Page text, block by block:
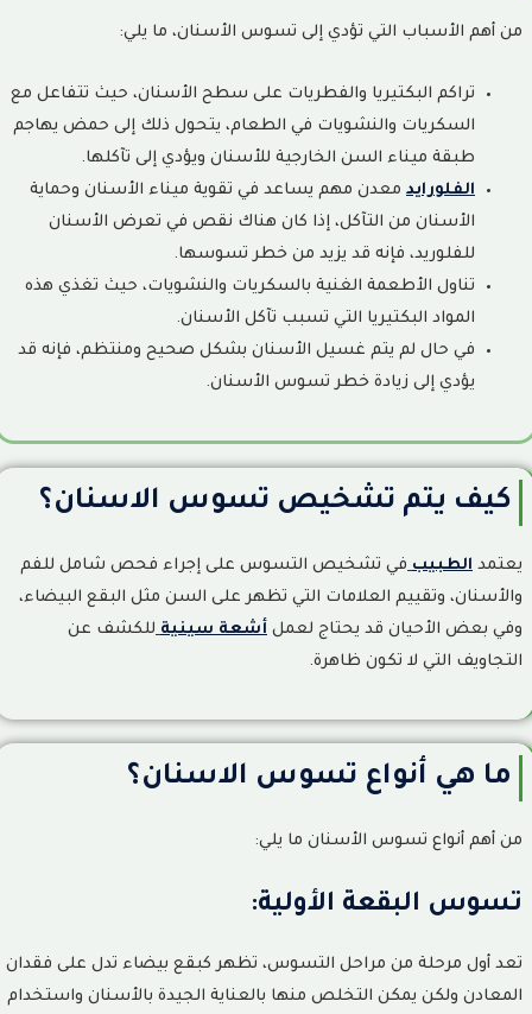
مميزات وعيوب عدسات الأسنان: هل هي الخيار المناسب؟ الدليل
30
أفضل أنواع عدسات الأسنان: مقارنة بين E-max واللومينير
والكومبوزيت والفينير
31 الفرق بين زراعة الأسنان وتركيبات الأسنان: أيهما أفضل؟
32
تختار الأنسب؟
كم تدوم زراعة الأسنان؟ العمر الافتراضي للغرسة والعوامل التي تؤثر
على بقائها
من أهم الأسباب التي تؤدي إلى تسوس الأسنان، ما يلي:
تراكم البكتيريا والفطريات على سطح الأسنان، حيث تتفاعل مع
السكريات والنشويات في الطعام، يتحول ذلك إلى حمض يهاجم
طبقة ميناء السن الخارجية للأسنان ويؤدي إلى تآكلها.
الفلورايد معدن مهم يساعد في تقوية ميناء الأسنان وحماية
الأسنان من التآكل، إذا كان هناك نقص في تعرض الأسنان
للفلوريد، فإنه قد يزيد من خطر تسوسها.
تناول الأطعمة الغنية بالسكريات والنشويات، حيث تغذي هذه
المواد البكتيريا التي تسبب تآكل الأسنان.
في حال لم يتم غسيل الأسنان بشكل صحيح ومنتظم، فإنه قد
يؤدي إلى زيادة خطر تسوس الأسنان.
كيف يتم تشخيص تسوس الاسنان؟
يعتمد الطبيب في تشخيص التسوس على إجراء فحص شامل للفم
والأسنان، وتقييم العلامات التي تظهر على السن مثل البقع البيضاء،
وفي بعض الأحيان قد يحتاج لعمل أشعة سينية للكشف عن
التجاويف التي لا تكون ظاهرة.
ما هي أنواع تسوس الاسنان؟
من أهم أنواع تسوس الأسنان ما يلي:
تسوس البقعة الأولية:
تعد أول مرحلة من مراحل التسوس، تظهر كبقع بيضاء تدل على فقدان
المعادن ولكن يمكن التخلص منها بالعناية الجيدة بالأسنان واستخدام